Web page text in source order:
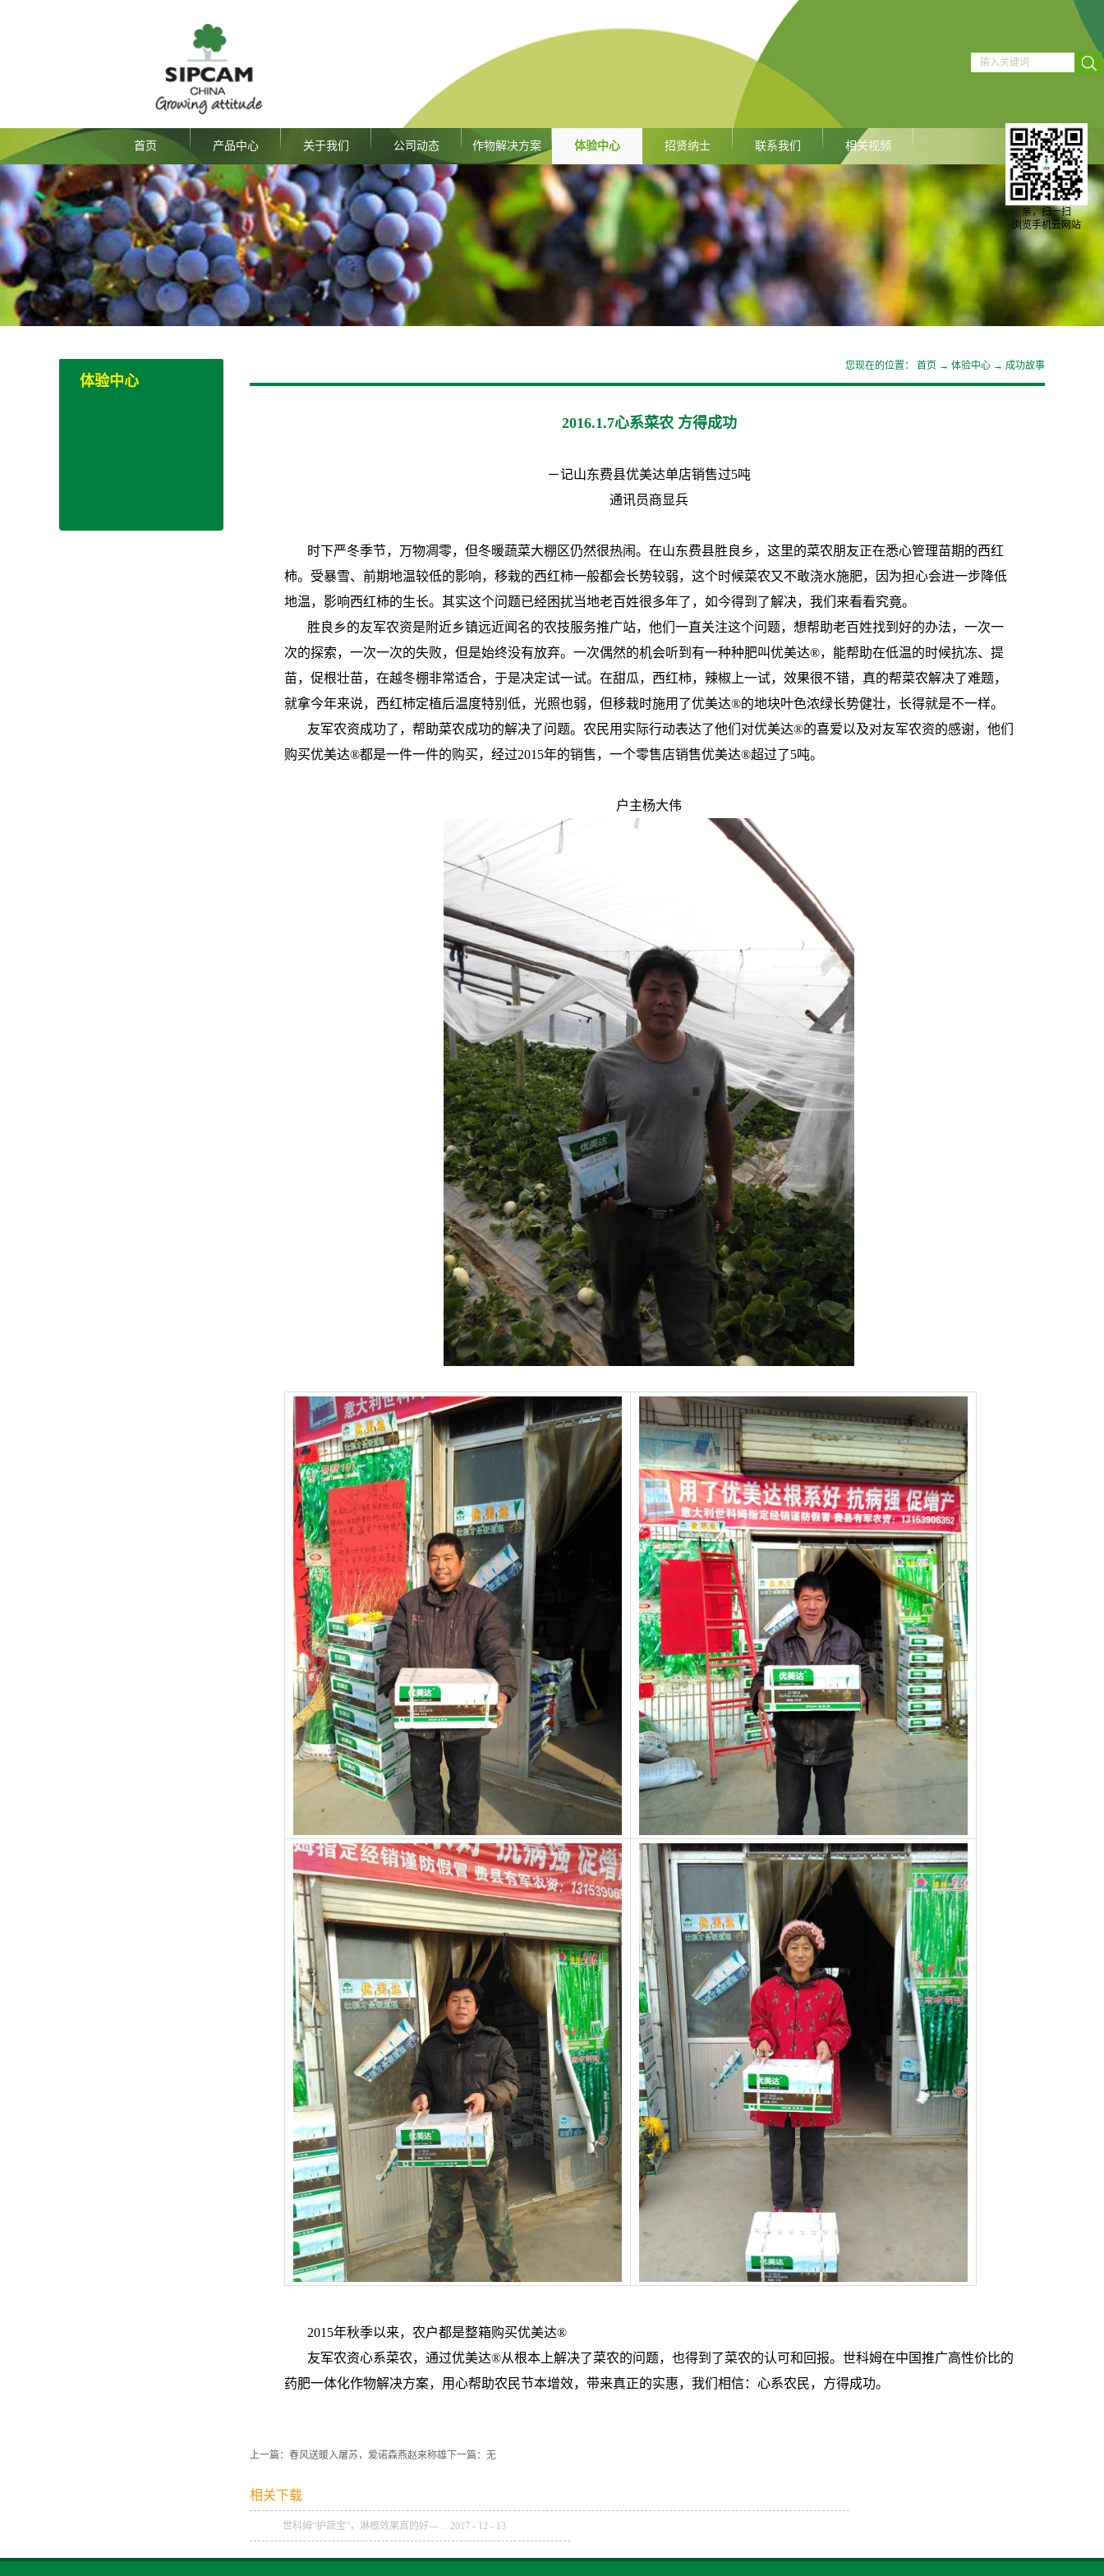
首页 产品中心 关于我们 公司动态 作物解决方案 体验中心 招贤纳士 联系我们 相关视频
体验中心
您现在的位置： 首页 → 体验中心 → 成功故事
2016.1.7心系菜农 方得成功
－记山东费县优美达单店销售过5吨
通讯员商显兵
时下严冬季节，万物凋零，但冬暖蔬菜大棚区仍然很热闹。在山东费县胜良乡，这里的菜农朋友正在悉心管理苗期的西红
柿。受暴雪、前期地温较低的影响，移栽的西红柿一般都会长势较弱，这个时候菜农又不敢浇水施肥，因为担心会进一步降低
地温，影响西红柿的生长。其实这个问题已经困扰当地老百姓很多年了，如今得到了解决，我们来看看究竟。
胜良乡的友军农资是附近乡镇远近闻名的农技服务推广站，他们一直关注这个问题，想帮助老百姓找到好的办法，一次一
次的探索，一次一次的失败，但是始终没有放弃。一次偶然的机会听到有一种种肥叫优美达®，能帮助在低温的时候抗冻、提
苗，促根壮苗，在越冬棚非常适合，于是决定试一试。在甜瓜，西红柿，辣椒上一试，效果很不错，真的帮菜农解决了难题，
就拿今年来说，西红柿定植后温度特别低，光照也弱，但移栽时施用了优美达®的地块叶色浓绿长势健壮，长得就是不一样。
友军农资成功了，帮助菜农成功的解决了问题。农民用实际行动表达了他们对优美达®的喜爱以及对友军农资的感谢，他们
购买优美达®都是一件一件的购买，经过2015年的销售，一个零售店销售优美达®超过了5吨。
户主杨大伟
2015年秋季以来，农户都是整箱购买优美达®
友军农资心系菜农，通过优美达®从根本上解决了菜农的问题，也得到了菜农的认可和回报。世科姆在中国推广高性价比的
药肥一体化作物解决方案，用心帮助农民节本增效，带来真正的实惠，我们相信：心系农民，方得成功。
上一篇： 春风送暖入屠苏，爱诺森燕赵来称雄 下一篇：无
相关下载
世科姆“护蔬宝”，淋根效果真的好——世科姆药肥一体化示范系列报道之开封篇 2017 - 12 - 13
亲，扫一扫
浏览手机云网站